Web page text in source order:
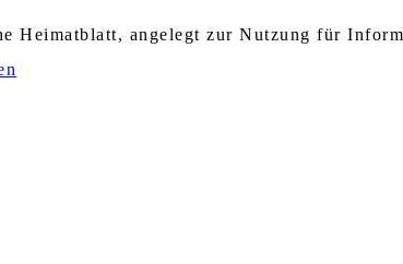
Heimatblatt, angelegt zur Nutzung für